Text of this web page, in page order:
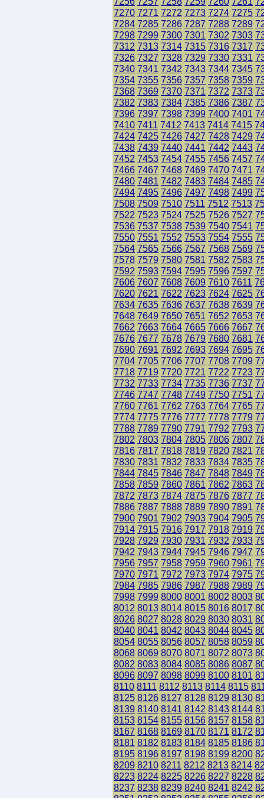
7270 7271 7272 7273 7274 7275
7284 7285 7286 7287 7288 7289
7298 7299 7300 7301 7302 7303
7312 7313 7314 7315 7316 7317
7326 7327 7328 7329 7330 7331
7340 7341 7342 7343 7344 7345
7354 7355 7356 7357 7358 7359
7368 7369 7370 7371 7372 7373
7382 7383 7384 7385 7386 7387
7396 7397 7398 7399 7400 7401
7410 7411 7412 7413 7414 7415
7424 7425 7426 7427 7428 7429
7438 7439 7440 7441 7442 7443
7452 7453 7454 7455 7456 7457
7466 7467 7468 7469 7470 7471
7480 7481 7482 7483 7484 7485
7494 7495 7496 7497 7498 7499
7508 7509 7510 7511 7512 7513
7522 7523 7524 7525 7526 7527
7536 7537 7538 7539 7540 7541
7550 7551 7552 7553 7554 7555
7564 7565 7566 7567 7568 7569
7578 7579 7580 7581 7582 7583
7592 7593 7594 7595 7596 7597
7606 7607 7608 7609 7610 7611
7620 7621 7622 7623 7624 7625
7634 7635 7636 7637 7638 7639
7648 7649 7650 7651 7652 7653
7662 7663 7664 7665 7666 7667
7676 7677 7678 7679 7680 7681
7690 7691 7692 7693 7694 7695
7704 7705 7706 7707 7708 7709
7718 7719 7720 7721 7722 7723
7732 7733 7734 7735 7736 7737
7746 7747 7748 7749 7750 7751
7760 7761 7762 7763 7764 7765
7774 7775 7776 7777 7778 7779
7788 7789 7790 7791 7792 7793
7802 7803 7804 7805 7806 7807
7816 7817 7818 7819 7820 7821
7830 7831 7832 7833 7834 7835
7844 7845 7846 7847 7848 7849
7858 7859 7860 7861 7862 7863
7872 7873 7874 7875 7876 7877
7886 7887 7888 7889 7890 7891
7900 7901 7902 7903 7904 7905
7914 7915 7916 7917 7918 7919
7928 7929 7930 7931 7932 7933
7942 7943 7944 7945 7946 7947
7956 7957 7958 7959 7960 7961
7970 7971 7972 7973 7974 7975
7984 7985 7986 7987 7988 7989
7998 7999 8000 8001 8002 8003
8012 8013 8014 8015 8016 8017
8026 8027 8028 8029 8030 8031
8040 8041 8042 8043 8044 8045
8054 8055 8056 8057 8058 8059
8068 8069 8070 8071 8072 8073
8082 8083 8084 8085 8086 8087
8096 8097 8098 8099 8100 8101
8110 8111 8112 8113 8114 8115
8125 8126 8127 8128 8129 8130
8139 8140 8141 8142 8143 8144
8153 8154 8155 8156 8157 8158
8167 8168 8169 8170 8171 8172
8181 8182 8183 8184 8185 8186
8195 8196 8197 8198 8199 8200
8209 8210 8211 8212 8213 8214
8223 8224 8225 8226 8227 8228
8237 8238 8239 8240 8241 8242